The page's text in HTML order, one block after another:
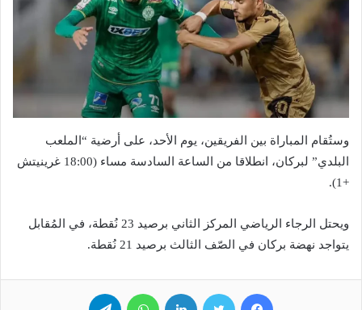
وستُقام المباراة بين الفريقين، يوم الأحد، على أرضية “الملعب
البلدي” لبركان، انطلاقا من الساعة السادسة مساء (18:00 غرينيتش
+1).
ويحتل الرجاء الرياضي المركز الثاني برصيد 23 نُقطة، في المُقابل
يتواجد نهضة بركان في الصّف الثالث برصيد 21 نُقطة.
فيسبوك تويتر لينكدإن واتساب